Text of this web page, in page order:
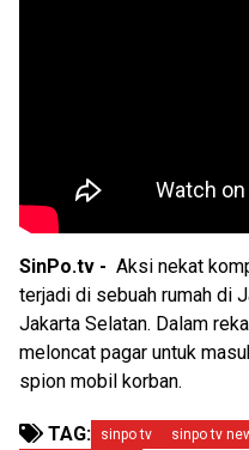
SinPo.tv - Aksi nekat
terjadi di sebuah rumah di
Jakarta Selatan. Dalam
meloncat pagar untuk
spion mobil korban.
TAG: sinpo tv sinpo tv